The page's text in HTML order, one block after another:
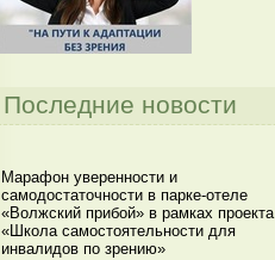
Последние новости
Марафон уверенности и
самодостаточности в парке-отеле
«Волжский прибой» в рамках проекта
«Школа самостоятельности для
инвалидов по зрению»